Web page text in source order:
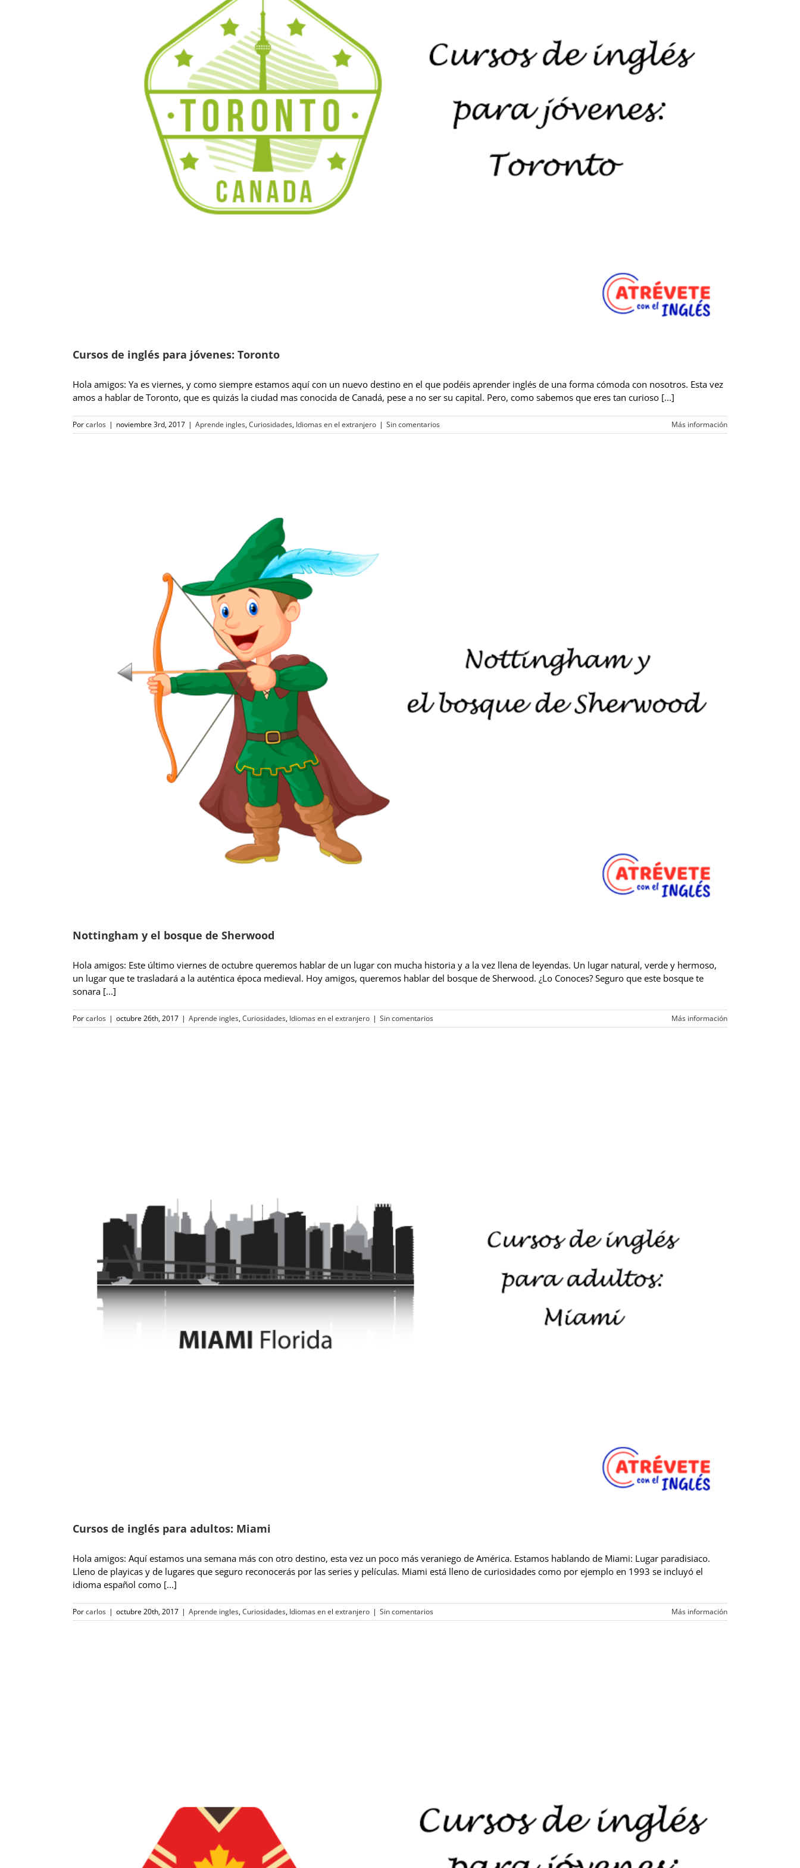
Cursos de inglés para jóvenes: Toronto
Hola amigos: Ya es viernes, y como siempre estamos aquí con un nuevo destino en el que podéis aprender inglés de una forma cómoda con nosotros. Esta vez
amos a hablar de Toronto, que es quizás la ciudad mas conocida de Canadá, pese a no ser su capital. Pero, como sabemos que eres tan curioso [...]
Porcarlos | noviembre 3rd, 2017 | Aprende ingles,Curiosidades, Idiomas en el extranjero | Sin comentarios Más información
Nottingham y el bosque de Sherwood
Hola amigos: Este último viernes de octubre queremos hablar de un lugar con mucha historia y a la vez llena de leyendas. Un lugar natural, verde y hermoso,
un lugar que te trasladará a la auténtica época medieval. Hoy amigos, queremos hablar del bosque de Sherwood. ¿Lo Conoces? Seguro que este bosque te
sonara [...]
Porcarlos | octubre 26th, 2017 | Aprende ingles,Curiosidades, Idiomas en el extranjero | Sin comentarios Más información
Cursos de inglés para adultos: Miami
Hola amigos: Aquí estamos una semana más con otro destino, esta vez un poco más veraniego de América. Estamos hablando de Miami: Lugar paradisiaco.
Lleno de playicas y de lugares que seguro reconocerás por las series y películas. Miami está lleno de curiosidades como por ejemplo en 1993 se incluyó el
idioma español como [...]
Porcarlos | octubre 20th, 2017 | Aprende ingles,Curiosidades, Idiomas en el extranjero | Sin comentarios Más información